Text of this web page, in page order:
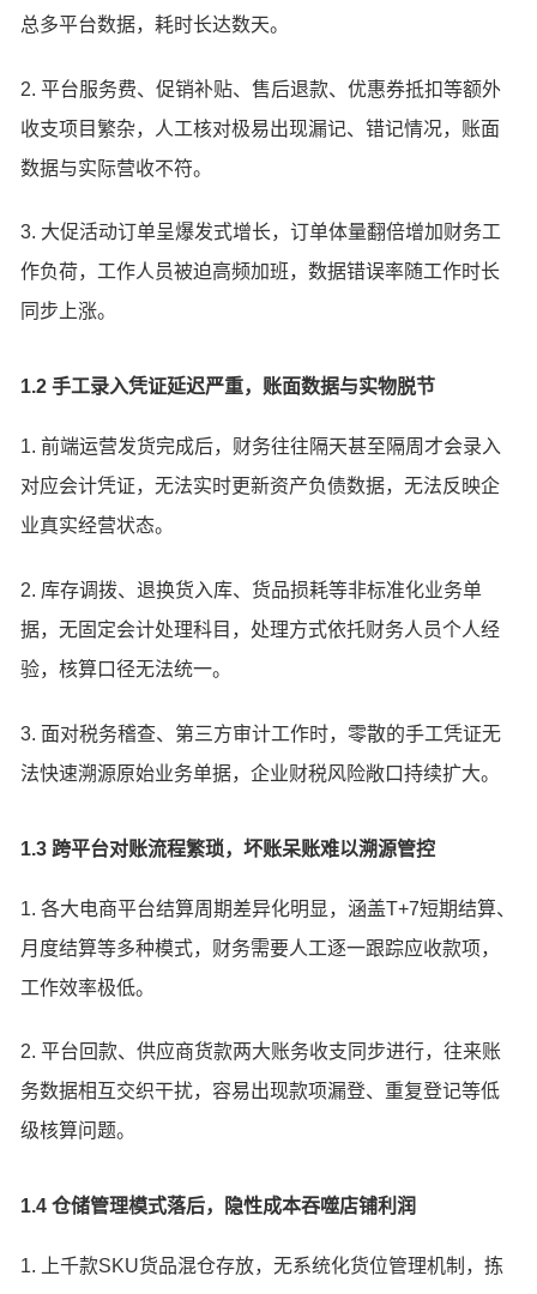
总多平台数据，耗时长达数天。
2. 平台服务费、促销补贴、售后退款、优惠券抵扣等额外
收支项目繁杂，人工核对极易出现漏记、错记情况，账面
数据与实际营收不符。
3. 大促活动订单呈爆发式增长，订单体量翻倍增加财务工
作负荷，工作人员被迫高频加班，数据错误率随工作时长
同步上涨。
1.2 手工录入凭证延迟严重，账面数据与实物脱节
1. 前端运营发货完成后，财务往往隔天甚至隔周才会录入
对应会计凭证，无法实时更新资产负债数据，无法反映企
业真实经营状态。
2. 库存调拨、退换货入库、货品损耗等非标准化业务单
据，无固定会计处理科目，处理方式依托财务人员个人经
验，核算口径无法统一。
3. 面对税务稽查、第三方审计工作时，零散的手工凭证无
法快速溯源原始业务单据，企业财税风险敞口持续扩大。
1.3 跨平台对账流程繁琐，坏账呆账难以溯源管控
1. 各大电商平台结算周期差异化明显，涵盖T+7短期结算、
月度结算等多种模式，财务需要人工逐一跟踪应收款项，
工作效率极低。
2. 平台回款、供应商货款两大账务收支同步进行，往来账
务数据相互交织干扰，容易出现款项漏登、重复登记等低
级核算问题。
1.4 仓储管理模式落后，隐性成本吞噬店铺利润
1. 上千款SKU货品混仓存放，无系统化货位管理机制，拣